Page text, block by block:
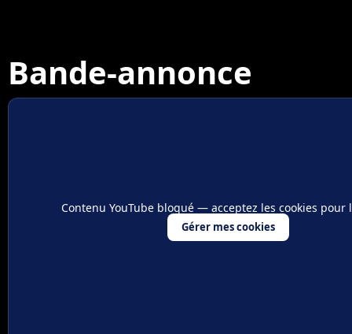
Bande-annonce
Contenu YouTube bloqué — acceptez les cookies pour
Gérer mes cookies